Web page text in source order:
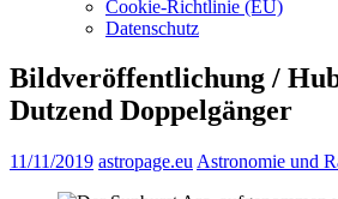
Cookie-Richtlinie (EU)
Datenschutz
Bildveröffentlichung /
Dutzend Doppelgänger
11/11/2019 astropage.eu Astronomie und